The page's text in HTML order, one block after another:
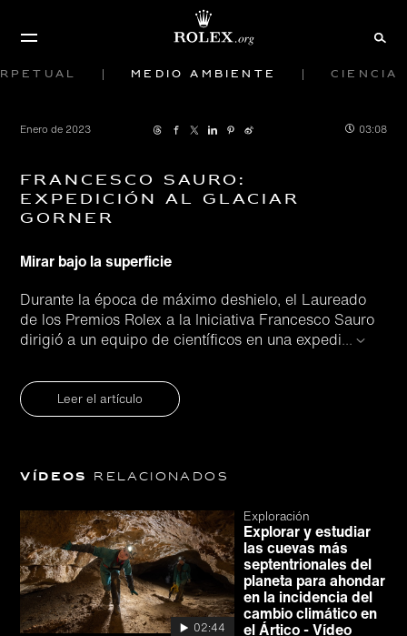
Medio ambiente Ciencia
Enero de 2023 03:08
Francesco Sauro:
Expedición al glaciar
Gorner
Mirar bajo la superficie
Durante la época de máximo deshielo, el Laureado
de los Premios Rolex a la Iniciativa Francesco Sauro
dirigió a un equipo de científicos en una expedi...
Leer el artículo
Vídeos relacionados
02:44
Exploración
Explorar y estudiar
las cuevas más
septentrionales del
planeta para ahondar
en la incidencia del
cambio climático en
el Ártico - Vídeo